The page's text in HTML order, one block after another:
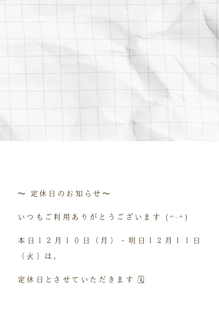
〜 定休日のお知らせ〜
いつもご利用ありがとうございます (^-^)
本日１２月１０日（月）・明日１２月１１日
（火）は、
定休日とさせていただきます 🗓